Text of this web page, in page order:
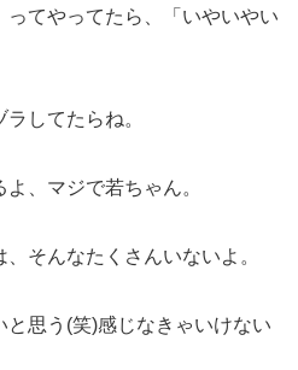
ってやってたら、「いやいやい
ラしてたらね。
よ、マジで若ちゃん。
、そんなたくさんいないよ。
と思う(笑)感じなきゃいけない